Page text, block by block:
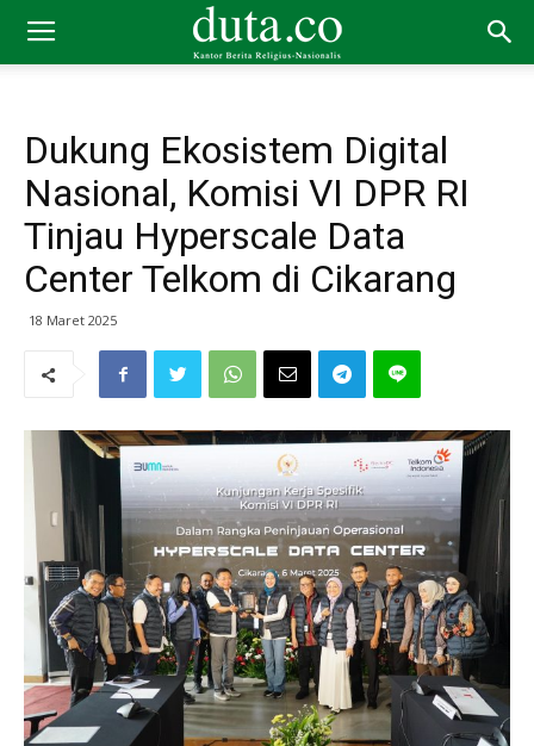
Dukung Ekosistem Digital
Nasional, Komisi VI DPR RI
Tinjau Hyperscale Data
Center Telkom di Cikarang
18 Maret 2025